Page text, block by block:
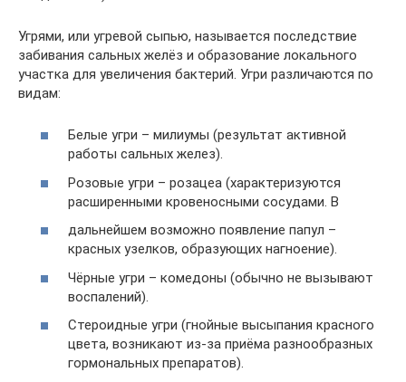
Угрями, или угревой сыпью, называется последствие
забивания сальных желёз и образование локального
участка для увеличения бактерий. Угри различаются по
видам:
Белые угри – милиумы (результат активной
работы сальных желез).
Розовые угри – розацеа (характеризуются
расширенными кровеносными сосудами. В
дальнейшем возможно появление папул –
красных узелков, образующих нагноение).
Чёрные угри – комедоны (обычно не вызывают
воспалений).
Стероидные угри (гнойные высыпания красного
цвета, возникают из-за приёма разнообразных
гормональных препаратов).